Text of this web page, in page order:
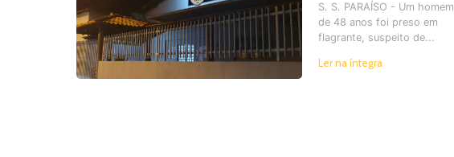
S. S. PARAÍSO - Um homem
de 48 anos foi preso em
flagrante, suspeito de...
Ler na íntegra